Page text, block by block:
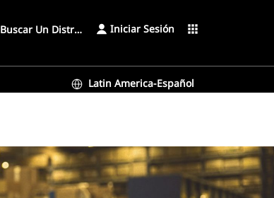
Buscar Un Distribuidor Iniciar Sesión apps
Latin America-Español